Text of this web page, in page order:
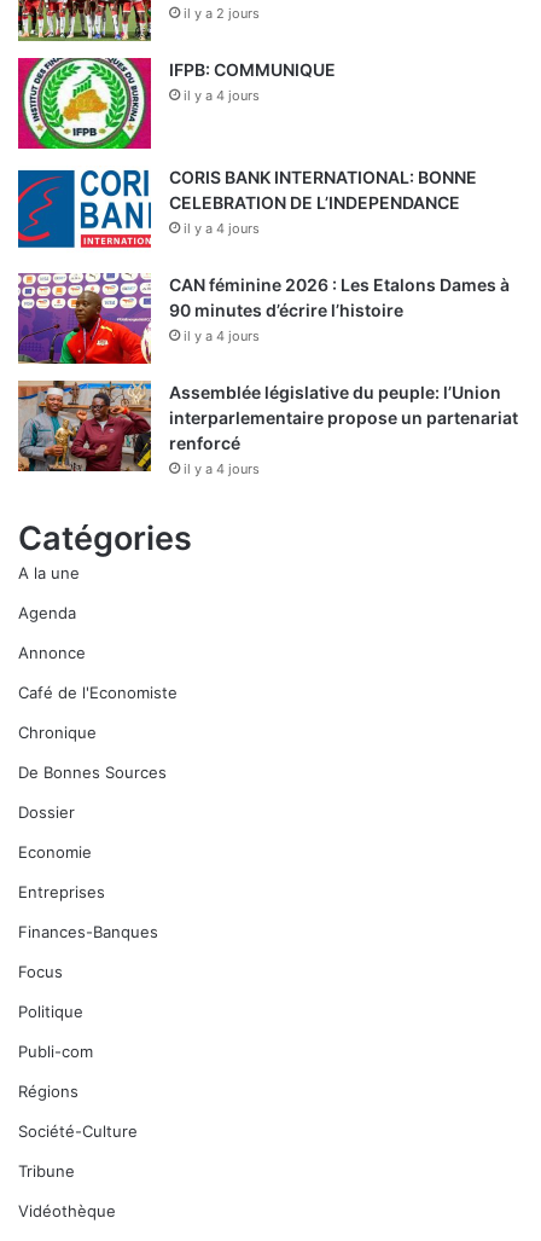
il y a 2 jours
IFPB: COMMUNIQUE
il y a 4 jours
CORIS BANK INTERNATIONAL: BONNE
CELEBRATION DE L’INDEPENDANCE
il y a 4 jours
CAN féminine 2026 : Les Etalons Dames à
90 minutes d’écrire l’histoire
il y a 4 jours
Assemblée législative du peuple: l’Union
interparlementaire propose un partenariat
renforcé
il y a 4 jours
Catégories
A la une
Agenda
Annonce
Café de l'Economiste
Chronique
De Bonnes Sources
Dossier
Economie
Entreprises
Finances-Banques
Focus
Politique
Publi-com
Régions
Société-Culture
Tribune
Vidéothèque